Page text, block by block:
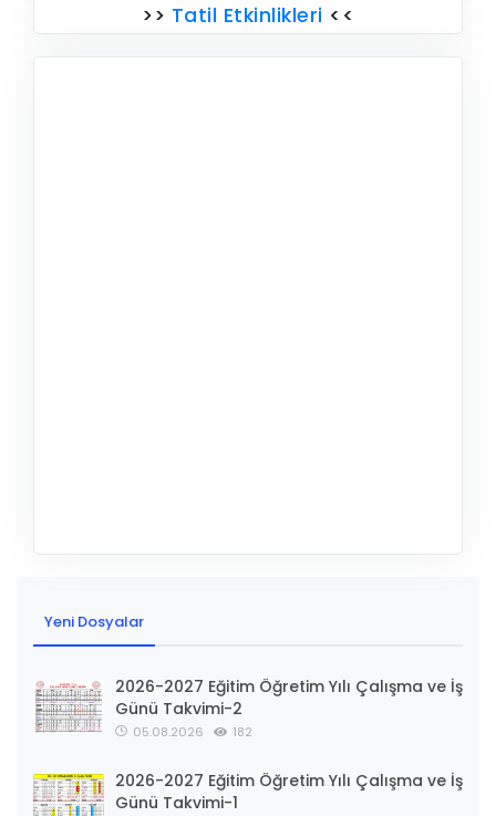
>> Tatil Etkinlikleri <<
Yeni Dosyalar
2026-2027 Eğitim Öğretim Yılı Çalışma ve İş
Günü Takvimi-2
05.08.2026 182
2026-2027 Eğitim Öğretim Yılı Çalışma ve İş
Günü Takvimi-1